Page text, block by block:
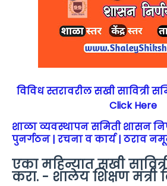
विविध स्तरावरील सखी सावित्री
Click Here
शाळा व्यवस्थापन समिती शासन
पुनर्गठन | रचना व कार्य | ठराव
एका महिन्यात सखी
करा. - शालेय शिक्षण